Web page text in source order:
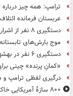
ترامپ: همه چیز
عربستان فرمانده
دستگیری ۸ نفر از اشرار مسلح شاخص و مرتبطین گروهک های تروریستی
موج بارش‌های تابستانه در راه
دستگیری ۶ نفر در بهشهر به اتهام تشویش اذهان عمومی
«کمانِ پرنده» چینی
درگیری لفظی ترامپ
۸۰۰ سازۀ آمریکایی خاکستر شد